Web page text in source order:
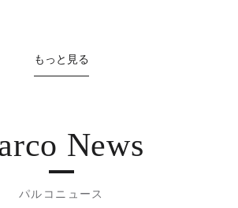
もっと見る
News
パルコニュース